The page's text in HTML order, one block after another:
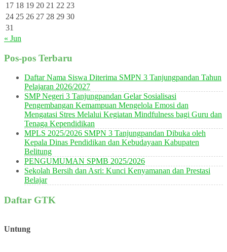
17 18 19 20 21 22 23
24 25 26 27 28 29 30
31
« Jun
Pos-pos Terbaru
Daftar Nama Siswa Diterima SMPN 3 Tanjungpandan Tahun
Pelajaran 2026/2027
SMP Negeri 3 Tanjungpandan Gelar Sosialisasi
Pengembangan Kemampuan Mengelola Emosi dan
Mengatasi Stres Melalui Kegiatan Mindfulness bagi Guru dan
Tenaga Kependidikan
MPLS 2025/2026 SMPN 3 Tanjungpandan Dibuka oleh
Kepala Dinas Pendidikan dan Kebudayaan Kabupaten
Belitung
PENGUMUMAN SPMB 2025/2026
Sekolah Bersih dan Asri: Kunci Kenyamanan dan Prestasi
Belajar
Daftar GTK
Untung